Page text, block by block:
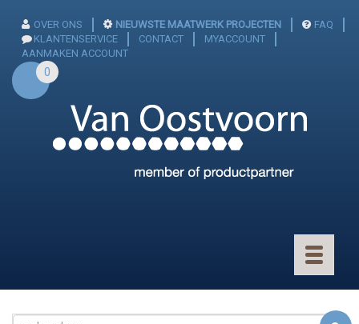
OVER ONS NIEUWSTE MAATWERK PROJECTEN
FAQ
KLANTENSERVICE
CONTACT
MYACCOUNT
AANMAKEN ACCOUNT
0
Toggle